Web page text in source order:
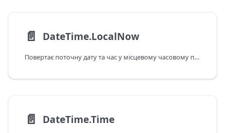
📄️ DateTime.LocalNow
Повертає поточну дату та час у місцевому часовому поясі.
📄️ DateTime.Time